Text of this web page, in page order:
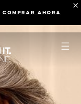
COMPRAR AHORA